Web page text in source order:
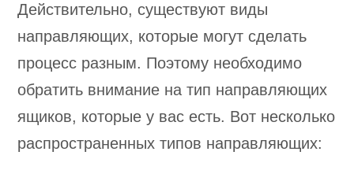
Действительно, существуют виды
направляющих, которые могут сделать
процесс разным. Поэтому необходимо
обратить внимание на тип направляющих
ящиков, которые у вас есть. Вот несколько
распространенных типов направляющих: